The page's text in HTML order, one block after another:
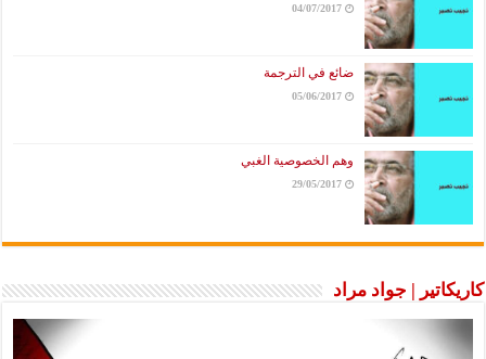
04/07/2017
ضائع في الترجمة
05/06/2017
وهم الخصوصية الغبي
29/05/2017
كاريكاتير | جواد مراد